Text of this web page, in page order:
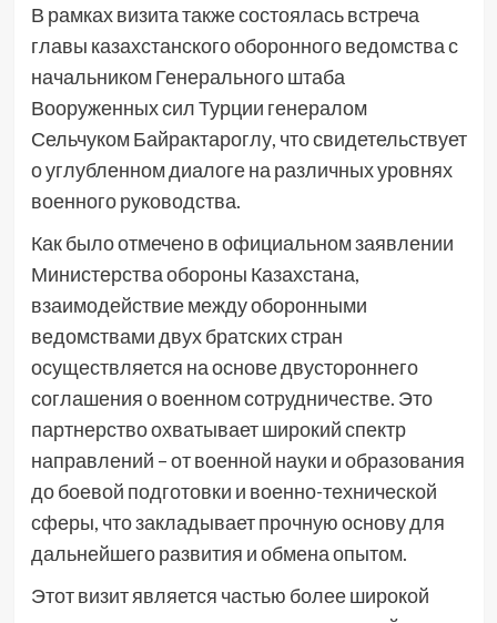
В рамках визита также состоялась встреча
главы казахстанского оборонного ведомства с
начальником Генерального штаба
Вооруженных сил Турции генералом
Сельчуком Байрактароглу, что свидетельствует
о углубленном диалоге на различных уровнях
военного руководства.
Как было отмечено в официальном заявлении
Министерства обороны Казахстана,
взаимодействие между оборонными
ведомствами двух братских стран
осуществляется на основе двустороннего
соглашения о военном сотрудничестве. Это
партнерство охватывает широкий спектр
направлений – от военной науки и образования
до боевой подготовки и военно-технической
сферы, что закладывает прочную основу для
дальнейшего развития и обмена опытом.
Этот визит является частью более широкой